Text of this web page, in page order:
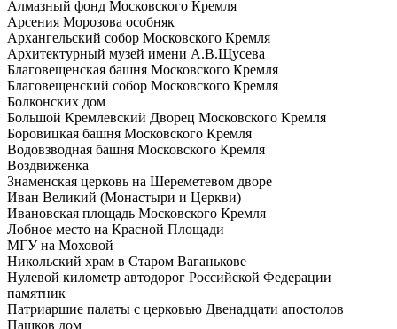
Алмазный фонд Московского Кремля
Арсения Морозова особняк
Архангельский собор Московского Кремля
Архитектурный музей имени А.В.Щусева
Благовещенская башня Московского Кремля
Благовещенский собор Московского Кремля
Болконских дом
Большой Кремлевский Дворец Московского Кремля
Боровицкая башня Московского Кремля
Водовзводная башня Московского Кремля
Воздвиженка
Знаменская церковь на Шереметевом дворе
Иван Великий (Монастыри и Церкви)
Ивановская площадь Московского Кремля
Лобное место на Красной Площади
МГУ на Моховой
Никольский храм в Старом Ваганькове
Нулевой километр автодорог Российской Федерации
памятник
Патриаршие палаты с церковью Двенадцати апостолов
Пашков дом